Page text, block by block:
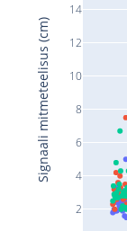
2
4
6
8
10
12
14
Signaali mitmeteelisus (cm)